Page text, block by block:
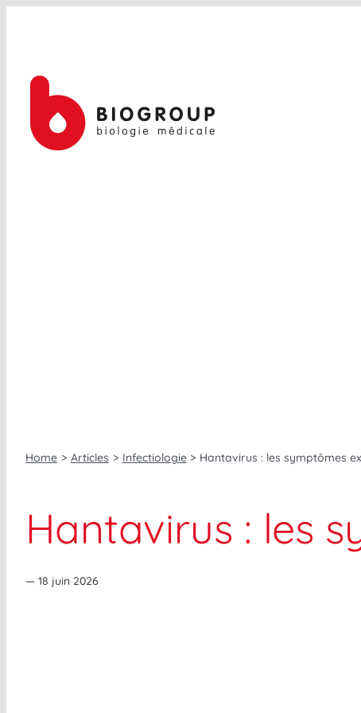
Home Articles Infectiologie Hantavirus : les symptômes
Hantavirus : les
— 18 juin 2026